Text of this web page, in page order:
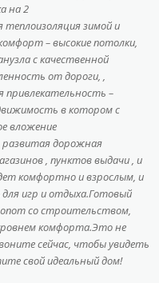
на 2
зимой и
– высокие потолки,
с качественной
от дороги, ,
привлекательность –
в котором с
вложение
развитая дорожная
, пунктов выдачи , и
комфортно и взрослым, и
игр и отдыха.Готовый
со строительством,
комфорта.Это не
сейчас, чтобы увидеть
свой идеальный дом!